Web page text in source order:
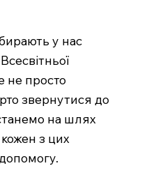
у нас
не просто
звернутися до
на шлях
з цих